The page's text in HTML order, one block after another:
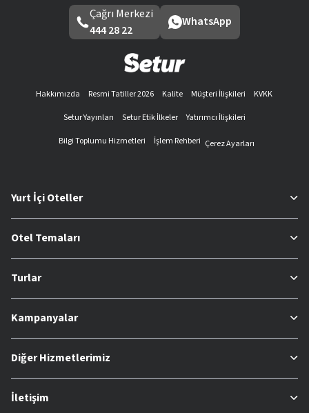
Çağrı Merkezi
444 28 22
WhatsApp
Hakkımızda Resmi Tatiller 2026 Kalite Müşteri İlişkileri
KVKK
Setur Yayınları
Setur Etik İlkeler
Yatırımcı İlişkileri
Bilgi Toplumu Hizmetleri
İşlem Rehberi Çerez Ayarları
Yurt İçi Oteller
Otel Temaları
Turlar
Kampanyalar
Diğer Hizmetlerimiz
İletişim